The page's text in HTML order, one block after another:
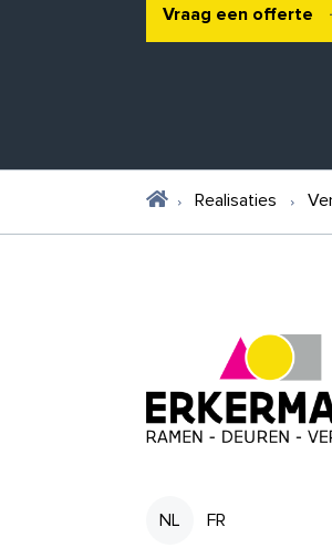
Vraag een offerte
Realisaties
NL FR